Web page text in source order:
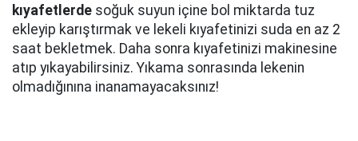
kıyafetlerde soğuk suyun içine bol miktarda tuz
ekleyip karıştırmak ve lekeli kıyafetinizi suda en az 2
saat bekletmek. Daha sonra kıyafetinizi makinesine
atıp yıkayabilirsiniz. Yıkama sonrasında lekenin
olmadığınına inanamayacaksınız!